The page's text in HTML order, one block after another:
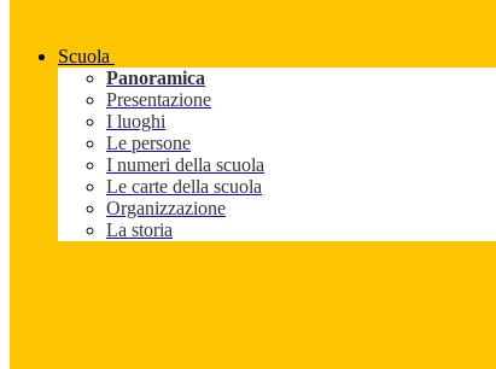
Scuola
Panoramica
Presentazione
I luoghi
Le persone
I numeri della scuola
Le carte della scuola
Organizzazione
La storia